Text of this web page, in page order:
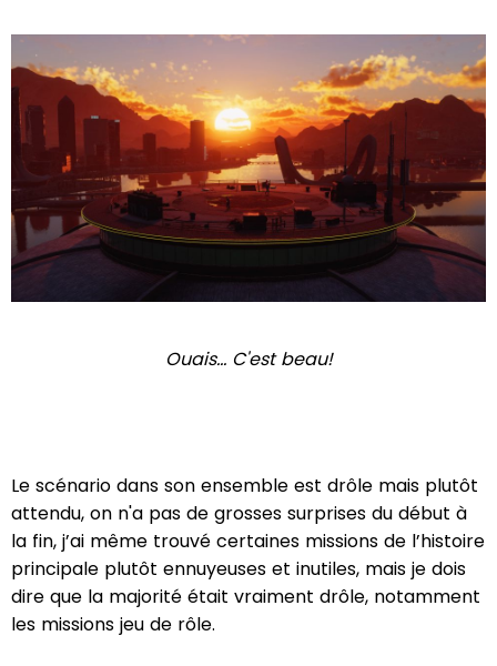
Ouais... C'est beau!
Le scénario dans son ensemble est drôle mais plutôt
attendu, on n'a pas de grosses surprises du début à
la fin, j’ai même trouvé certaines missions de l’histoire
principale plutôt ennuyeuses et inutiles, mais je dois
dire que la majorité était vraiment drôle, notamment
les missions jeu de rôle.